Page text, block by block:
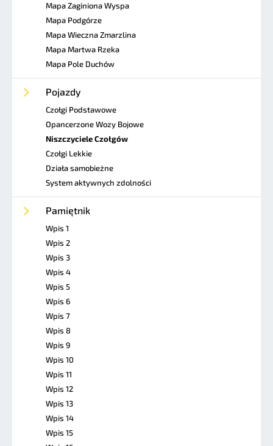
Mapa Zaginiona Wyspa
Mapa Podgórze
Mapa Wieczna Zmarzlina
Mapa Martwa Rzeka
Mapa Pole Duchów
Pojazdy
Czołgi Podstawowe
Opancerzone Wozy Bojowe
Niszczyciele Czołgów
Czołgi Lekkie
Działa samobieżne
System aktywnych zdolności
Pamiętnik
Wpis 1
Wpis 2
Wpis 3
Wpis 4
Wpis 5
Wpis 6
Wpis 7
Wpis 8
Wpis 9
Wpis 10
Wpis 11
Wpis 12
Wpis 13
Wpis 14
Wpis 15